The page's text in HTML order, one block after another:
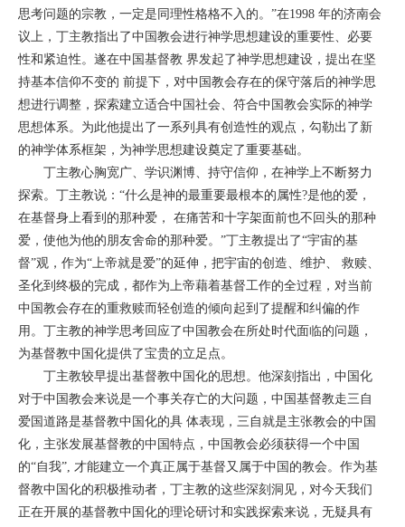
思考问题的宗教，一定是同理性格格不入的。”在1998 年的济南会
议上，丁主教指出了中国教会进行神学思想建设的重要性、必要
性和紧迫性。遂在中国基督教 界发起了神学思想建设，提出在坚
持基本信仰不变的 前提下，对中国教会存在的保守落后的神学思
想进行调整，探索建立适合中国社会、符合中国教会实际的神学
思想体系。为此他提出了一系列具有创造性的观点，勾勒出了新
的神学体系框架，为神学思想建设奠定了重要基础。
丁主教心胸宽广、学识渊博、持守信仰，在神学上不断努力
探索。丁主教说：“什么是神的最重要最根本的属性?是他的爱，
在基督身上看到的那种爱， 在痛苦和十字架面前也不回头的那种
爱，使他为他的朋友舍命的那种爱。”丁主教提出了“宇宙的基
督”观，作为“上帝就是爱”的延伸，把宇宙的创造、维护、 救赎、
圣化到终极的完成，都作为上帝藉着基督工作的全过程，对当前
中国教会存在的重救赎而轻创造的倾向起到了提醒和纠偏的作
用。丁主教的神学思考回应了中国教会在所处时代面临的问题，
为基督教中国化提供了宝贵的立足点。
丁主教较早提出基督教中国化的思想。他深刻指出，中国化
对于中国教会来说是一个事关存亡的大问题，中国基督教走三自
爱国道路是基督教中国化的具 体表现，三自就是主张教会的中国
化，主张发展基督教的中国特点，中国教会必须获得一个中国
的“自我”, 才能建立一个真正属于基督又属于中国的教会。作为基
督教中国化的积极推动者，丁主教的这些深刻洞见，对今天我们
正在开展的基督教中国化的理论研讨和实践探索来说，无疑具有